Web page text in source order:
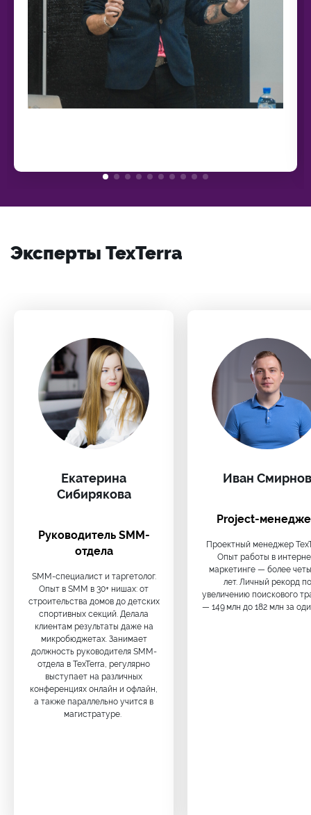
Эксперты TexTerra
Екатерина
Сибирякова
Руководитель SMM-
отдела
SMM-специалист и таргетолог.
Опыт в SMM в 30+ нишах: от
строительства домов до детских
спортивных секций. Делала
клиентам результаты даже на
микробюджетах. Занимает
должность руководителя SMM-
отдела в TexTerra, регулярно
выступает на различных
конференциях онлайн и офлайн,
а также параллельно учится в
магистратуре.
Иван Смирнов
Project-
Проектный менеджер
Опыт работы в
маркетинге — более
лет. Личный рекорд по
увеличению поискового
— 149 млн до 182 млн за